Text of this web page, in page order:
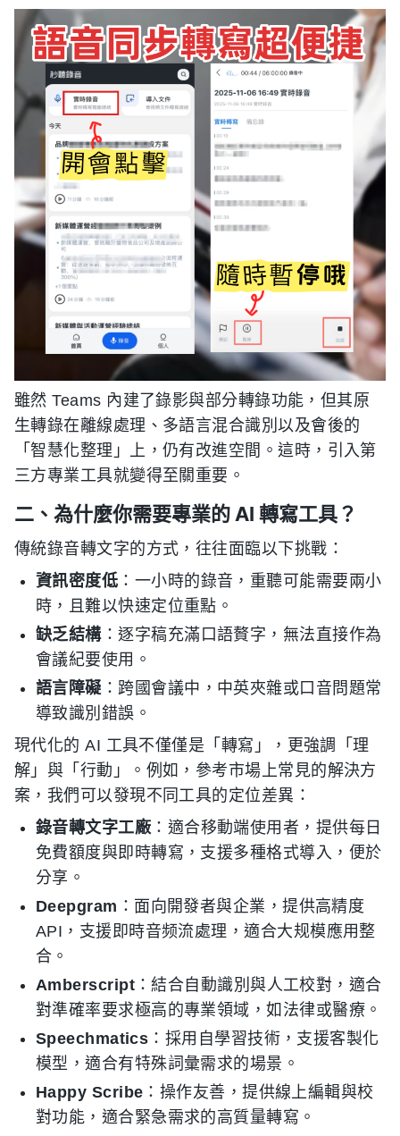
雖然 Teams 內建了錄影與部分轉錄功能，但其原
生轉錄在離線處理、多語言混合識別以及會後的
「智慧化整理」上，仍有改進空間。這時，引入第
三方專業工具就變得至關重要。
二、為什麼你需要專業的 AI 轉寫工具？
傳統錄音轉文字的方式，往往面臨以下挑戰：
資訊密度低 ：一小時的錄音，重聽可能需要兩小
時，且難以快速定位重點。
缺乏結構：逐字稿充滿口語贅字，無法直接作為
會議紀要使用。
語言障礙：跨國會議中，中英夾雜或口音問題常
導致識別錯誤。
現代化的 AI 工具不僅僅是「轉寫」，更強調「理
解」與「行動」。例如，參考市場上常見的解決方
案，我們可以發現不同工具的定位差異：
錄音轉文字工廠：適合移動端使用者，提供每日
免費額度與即時轉寫，支援多種格式導入，便於
分享。
Deepgram ：面向開發者與企業，提供高精度
API，支援即時音频流處理，適合大规模應用整
合。
Amberscript：結合自動識別與人工校對，適合
對準確率要求極高的專業領域，如法律或醫療。
Speechmatics ：採用自學習技術，支援客製化
模型，適合有特殊詞彙需求的場景。
Happy Scribe ：操作友善，提供線上編輯與校
對功能，適合緊急需求的高質量轉寫。